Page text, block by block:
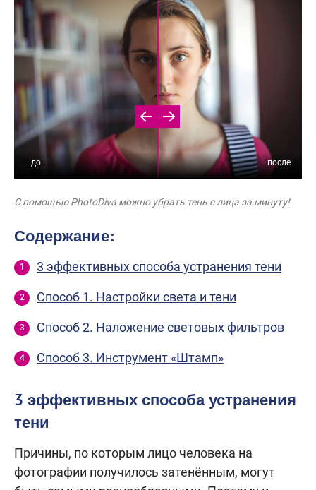
С помощью PhotoDiva можно убрать тень с лица за минуту!
Содержание:
3 эффективных способа устранения тени
Способ 1. Настройки света и тени
Способ 2. Наложение световых фильтров
Способ 3. Инструмент «Штамп»
3 эффективных способа устранения
тени
Причины, по которым лицо человека на
фотографии получилось затенённым, могут